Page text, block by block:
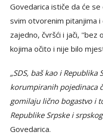
Govedarica ističe da će
svim otvorenim pitanjima i
zajedno, čvršći i jači, ''bez
kojima očito i nije bilo
„SDS, baš kao i
korumpiranih pojedinaca
gomilaju lično bogastvo i
Republike Srpske i
Govedarica.